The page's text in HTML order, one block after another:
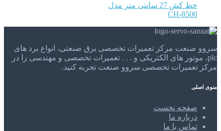
خط کش 27 سانتی متر مدل
CH-8500
سروو صنعت مرکز تعمیرات تخصصی برق صنعتی، انواع برد های
plc، موتور های الکتریکی و . . . تعمیرات تخصصی و مهندسی را در
مرکز تعمیرات تخصصی سروو صنعت تجربه کنید.
منوی اصلی
صفحه نخست
درباره ما
تماس با ما